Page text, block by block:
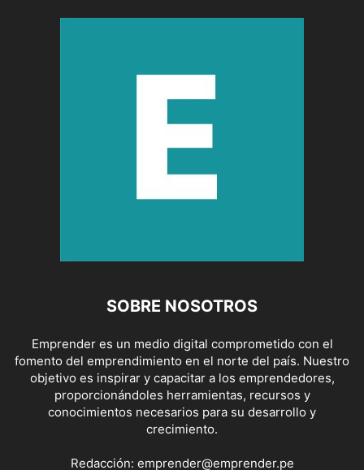
SOBRE NOSOTROS
Emprender es un medio digital comprometido con el
fomento del emprendimiento en el norte del país. Nuestro
objetivo es inspirar y capacitar a los emprendedores,
proporcionándoles herramientas, recursos y
conocimientos necesarios para su desarrollo y
crecimiento.
Redacción: emprender@emprender.pe